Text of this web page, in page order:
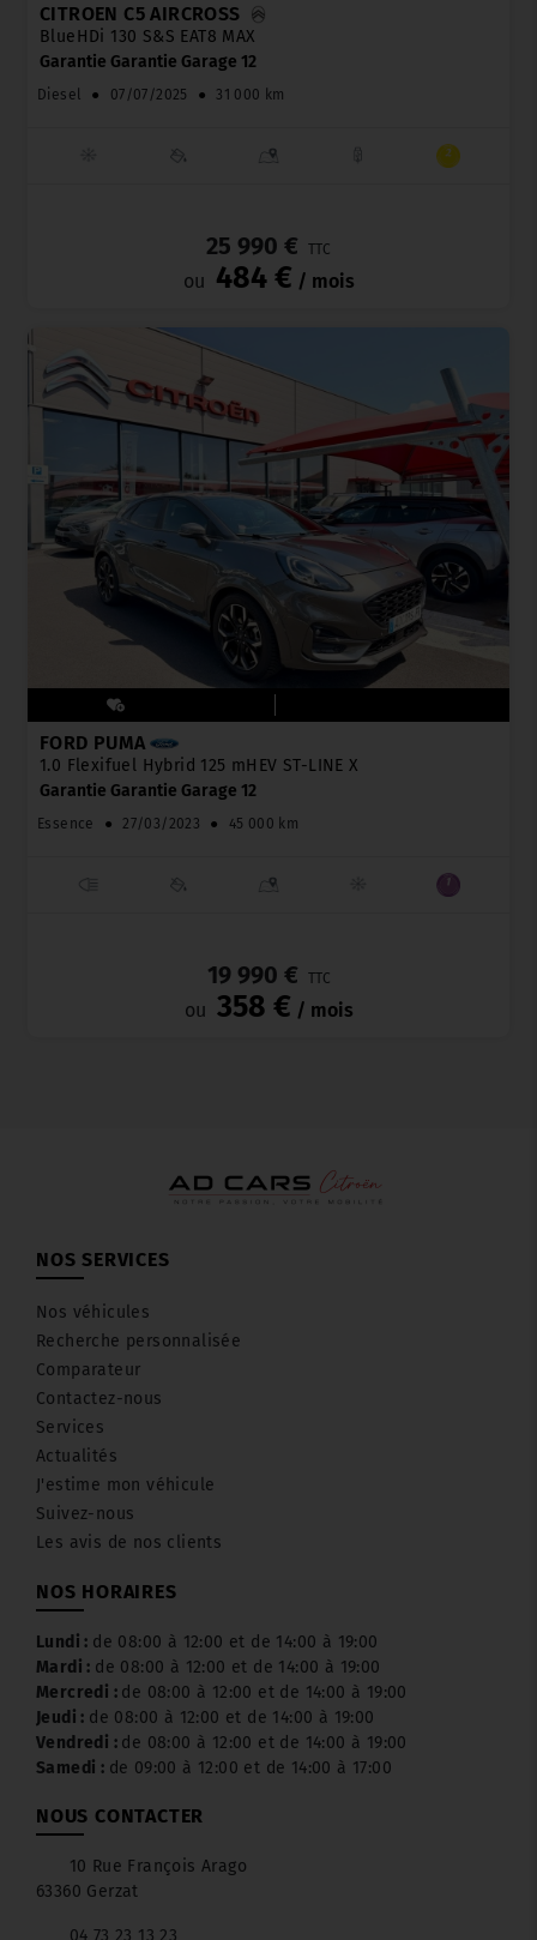
CITROËN C5 AIRCROSS
BlueHDi 130 S&S EAT8 MAX
Garantie Garantie Garage 12
Diesel ● 07/07/2025 ● 31 000 km
25 990 € TTC
ou 484 € / mois
FORD PUMA
1.0 Flexifuel Hybrid 125 mHEV ST-LINE X
Garantie Garantie Garage 12
Essence ● 27/03/2023 ● 45 000 km
19 990 € TTC
ou 358 € / mois
NOS SERVICES
Nos véhicules
Recherche personnalisée
Comparateur
Contactez-nous
Services
Actualités
J'estime mon véhicule
Suivez-nous
Les avis de nos clients
NOS HORAIRES
Lundi : de 08:00 à 12:00 et de 14:00 à 19:00
Mardi : de 08:00 à 12:00 et de 14:00 à 19:00
Mercredi : de 08:00 à 12:00 et de 14:00 à 19:00
Jeudi : de 08:00 à 12:00 et de 14:00 à 19:00
Vendredi : de 08:00 à 12:00 et de 14:00 à 19:00
Samedi : de 09:00 à 12:00 et de 14:00 à 17:00
NOUS CONTACTER
10 Rue François Arago
63360 Gerzat